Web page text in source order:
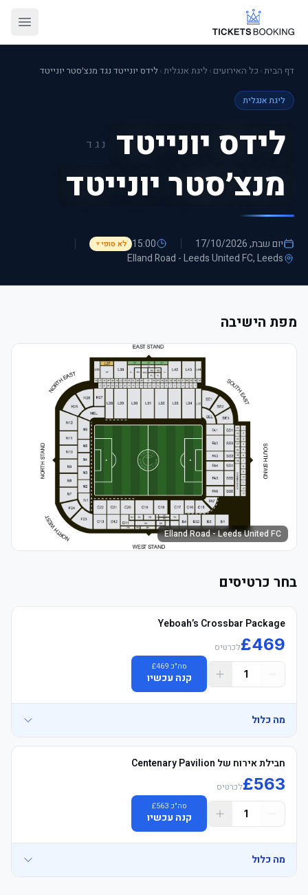
דף הבית› כל האירועים ›ליגת אנגלית›לידס יונייטד נגד מנצ׳סטר יונייטד
ליגת אנגלית
לידס יונייטד נגד
מנצ׳סטר יונייטד
יום שבת, 17/10/2026 15:00 לא סופי▼
Elland Road - Leeds United FC, Leeds
מפת הישיבה
Elland Road - Leeds United FC
בחר כרטיסים
Yeboah’s Crossbar Package
£469 לכרטיס
1
סה"כ £469
קנה עכשיו
מה כלול
חבילת אירוח של Centenary Pavilion
£563 לכרטיס
1
סה"כ £563
קנה עכשיו
מה כלול